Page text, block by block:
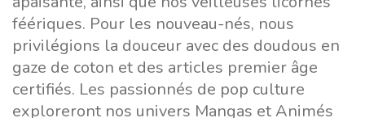
féériques. Pour les nouveau-nés, nous
privilégions la douceur avec des doudous en
gaze de coton et des articles premier âge
certifiés. Les passionnés de pop culture
exploreront nos univers Mangas et Animés